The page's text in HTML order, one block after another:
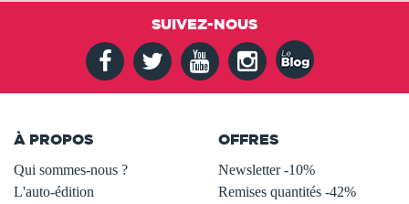
SUIVEZ-NOUS
À PROPOS
Qui sommes-nous ?
L'auto-édition
OFFRES
Newsletter -10%
Remises quantités -42%